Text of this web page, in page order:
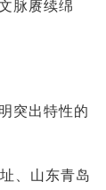
脉赓续绵
突出特性的
、山东青岛